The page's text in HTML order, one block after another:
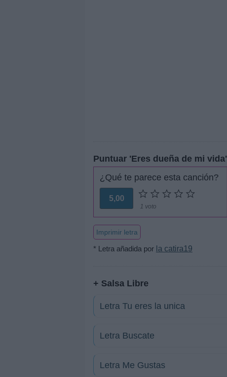
Puntuar 'Eres dueña de mi vida'
¿Qué te parece esta canción?
5,00
1 voto
Imprimir letra
* Letra añadida por la catira19
+ Salsa Libre
Letra Tu eres la unica
Letra Buscate
Letra Me Gustas